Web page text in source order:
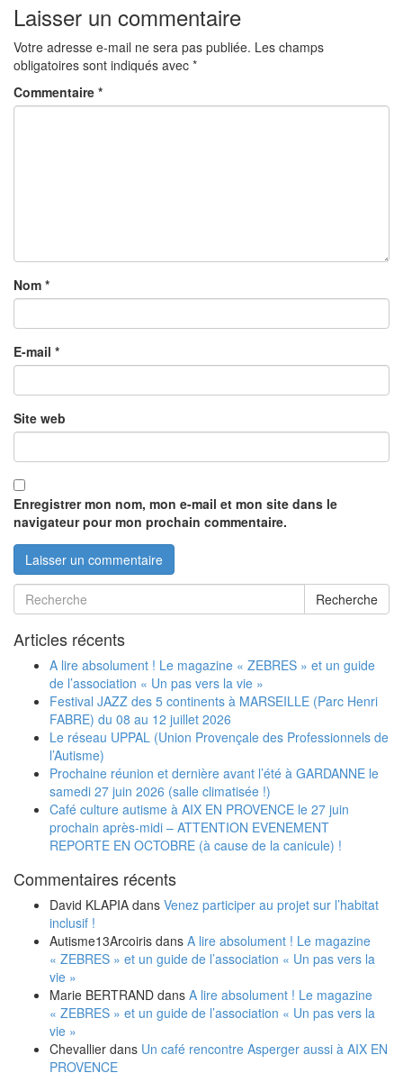
Laisser un commentaire
Votre adresse e-mail ne sera pas publiée. Les champs
obligatoires sont indiqués avec *
Commentaire *
Nom *
E-mail *
Site web
Enregistrer mon nom, mon e-mail et mon site dans le
navigateur pour mon prochain commentaire.
Recherche
Articles récents
A lire absolument ! Le magazine « ZEBRES » et un guide
de l’association « Un pas vers la vie »
Festival JAZZ des 5 continents à MARSEILLE (Parc Henri
FABRE) du 08 au 12 juillet 2026
Le réseau UPPAL (Union Provençale des Professionnels de
l’Autisme)
Prochaine réunion et dernière avant l’été à GARDANNE le
samedi 27 juin 2026 (salle climatisée !)
Café culture autisme à AIX EN PROVENCE le 27 juin
prochain après-midi – ATTENTION EVENEMENT
REPORTE EN OCTOBRE (à cause de la canicule) !
Commentaires récents
David KLAPIA dans Venez participer au projet sur l’habitat
inclusif !
Autisme13Arcoiris dans A lire absolument ! Le magazine
« ZEBRES » et un guide de l’association « Un pas vers la
vie »
Marie BERTRAND dans A lire absolument ! Le magazine
« ZEBRES » et un guide de l’association « Un pas vers la
vie »
Chevallier dans Un café rencontre Asperger aussi à AIX EN
PROVENCE